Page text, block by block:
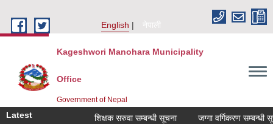
English
नेपाली
Kageshwori Manohara Municipality
Office
Government of Nepal
Latest शिक्षक सरुवा सम्बन्धी सूचना जग्गा वर्गिकरण सम्बन्धी सूचना